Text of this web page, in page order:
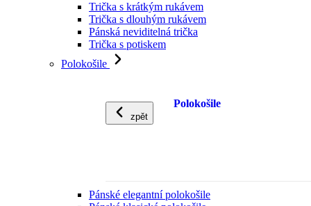
Trička s krátkým rukávem
Trička s dlouhým rukávem
Pánská neviditelná trička
Trička s potiskem
Polokošile
zpět
Polokošile
Pánské elegantní polokošile